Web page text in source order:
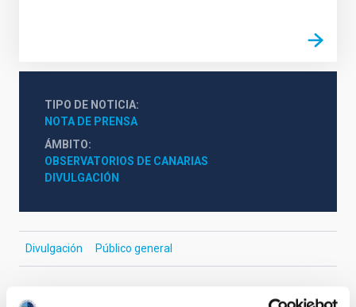
TIPO DE NOTICIA
NOTA DE PRENSA
ÁMBITO
OBSERVATORIOS DE CANARIAS
DIVULGACIÓN
Divulgación Público general